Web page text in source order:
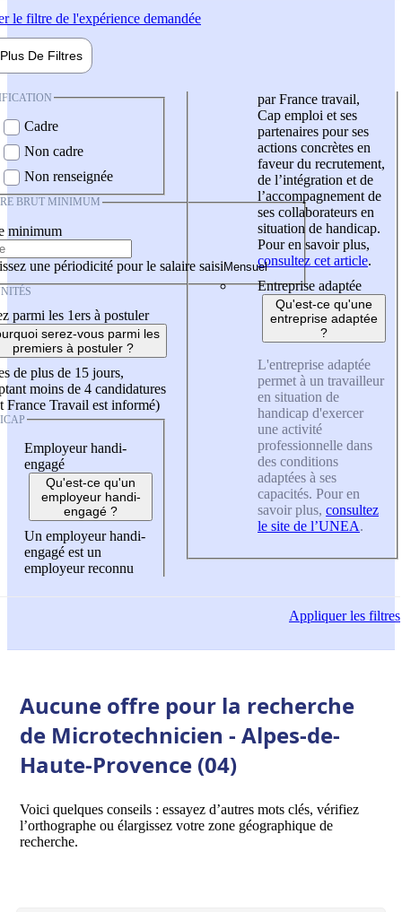
le filtre de l'expérience demandée
Plus De Filtres
Cadre
Non cadre
Non renseignée
BRUT MINIMUM
minimum
une périodicité pour le salaire saisi
parmi les 1ers à postuler
serez-vous parmi les
premiers à postuler ?
de plus de 15 jours,
moins de 4 candidatures
France Travail est informé)
Employeur handi-
engagé
Qu'est-ce qu'un
employeur handi-
engagé ?
Un employeur handi-
engagé est un
employeur reconnu
par France travail,
Cap emploi et ses
partenaires pour ses
actions concrètes en
faveur du recrutement,
de l’intégration et de
l’accompagnement de
ses collaborateurs en
situation de handicap.
Pour en savoir plus,
consultez cet article.
Entreprise adaptée
Qu'est-ce qu'une
entreprise adaptée
?
L'entreprise adaptée
permet à un travailleur
en situation de
handicap d'exercer
une activité
professionnelle dans
des conditions
adaptées à ses
capacités. Pour en
savoir plus, consultez
le site de l’UNEA.
Appliquerles filtres
Aucune offre pour la recherche
de Microtechnicien - Alpes-de-
Haute-Provence (04)
Voici quelques conseils : essayez d’autres mots clés, vérifiez
l’orthographe ou élargissez votre zone géographique de
recherche.